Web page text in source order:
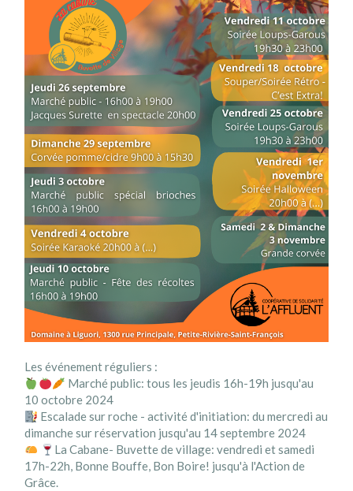
Les événement réguliers :
Marché public: tous les jeudis 16h-19h jusqu'au
10 octobre 2024
Escalade sur roche - activité d'initiation: du mercredi au
dimanche sur réservation jusqu'au 14 septembre 2024
La Cabane- Buvette de village: vendredi et samedi
17h-22h, Bonne Bouffe, Bon Boire! jusqu'à l'Action de
Grâce.